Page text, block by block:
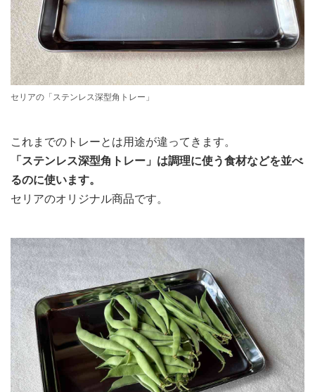
セリアの「ステンレス深型角トレー」
これまでのトレーとは用途が違ってきます。
「ステンレス深型角トレー」は調理に使う食材などを並べ
るのに使います。
セリアのオリジナル商品です。